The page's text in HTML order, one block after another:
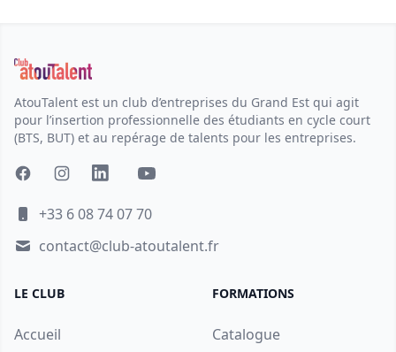
AtouTalent est un club d’entreprises du Grand Est qui agit
pour l’insertion professionnelle des étudiants en cycle court
(BTS, BUT) et au repérage de talents pour les entreprises.
+33 6 08 74 07 70
contact@club-atoutalent.fr
LE CLUB
Accueil
FORMATIONS
Catalogue